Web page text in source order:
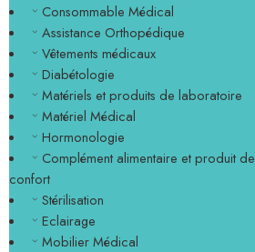
Consommable Médical
Assistance Orthopédique
Vêtements médicaux
Diabétologie
Matériels et produits de laboratoire
Matériel Médical
Hormonologie
Complément alimentaire et produit de
confort
Stérilisation
Eclairage
Mobilier Médical